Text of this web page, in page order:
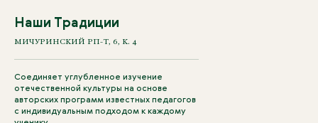
Наши Традиции
МИЧУРИНСКИЙ РП-Т, 6, К. 4
Соединяет углубленное изучение
отечественной культуры на основе
авторских программ известных педагогов
с индивидуальным подходом к каждому